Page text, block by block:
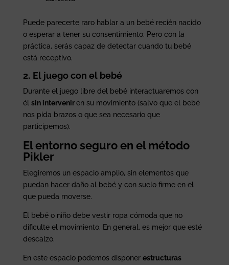
Puede parecerte raro hablar a un bebé recién nacido
o esperar a tener su consentimiento. Pero con la
práctica, serás capaz de detectar cuando tu bebé
está receptivo.
2. El juego con el bebé
Durante el juego libre del bebé interactuaremos con
él sin interveniren su movimiento (salvo que el bebé
nos pida brazos o que sea necesario que
participemos).
El entorno seguro en el método
Pikler
Elegiremos un espacio amplio, sin elementos que
puedan hacer daño al bebé y con suelo firme en el
que pueda moverse.
El bebé o niño debe vestir ropa cómoda que no
dificulte el movimiento. En general, es mejor que esté
descalzo.
En este espacio podemos disponer estructuras